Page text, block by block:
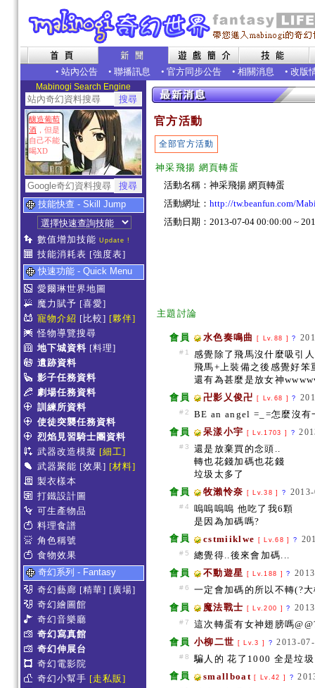
• 站內公告 • 聯播訊息 • 官方同步公告 • 相關消息 • 改版
Mabinogi Search Engine
釀造葡萄
酒 ，但是
自己不能
喝XD
技能快查 - Skill Jump
數值增加技能 Update !
技能消耗表 [強度表]
快速功能 - Quick Menu
愛爾琳世界地圖
魔力賦予 [喜愛]
寵物介紹 [比較] [夥伴]
怪物導覽搜尋
地下城資料 [料理]
遺跡資料
影子任務資料
劇場任務資料
訓練所資料
使徒突襲任務資料
烈焰見習騎士團資料
武器改造模擬 [細工]
武器聚能 [效果] [材料]
製衣樣本
打鐵設計圖
可生產物品
料理食譜
角色稱號
食物效果
奇幻系列 - Fantasy
奇幻藝廊 [精華] [廣場]
奇幻繪圖館
奇幻音樂廳
奇幻寫真館
奇幻伸展台
奇幻電影院
奇幻小幫手 [走私販]
官方活動
全部官方活動
神采飛揚 網頁轉蛋
活動名稱：神采飛揚 網頁轉蛋
活動網址： http://tw.beanfun.com/
活動日期：2013-07-04 00:00:00 ~
主題討論
會員 水色奏鳴曲 [ Lv.88 ]?
#1
感覺除了飛馬沒什麼吸引
飛馬+上裝備之後感覺好
還有為甚麼是放女神
會員
卍影乂俊卍 [ Lv.68 ]?
#2
BE an angel =_=怎麼沒
會員
呆漾小宇 [ Lv.1703 ] ?
#3
還是放棄買的念頭..
轉也花錢加碼也花錢
垃圾太多了
會員
牧瀨怜奈 [ Lv.38 ]?
#4
嗚嗚嗚嗚 他吃了我6顆
是因為加碼嗎?
會員
cstmiiklwe [ Lv.68 ]?
#5
總覺得..後來會加碼...
會員
不動遊星 [ Lv.188 ]?
#6
一定會加碼的所以不轉(?
會員
魔法戰士 [ Lv.200 ]?
#7
這次轉蛋有女神翅膀嗎
會員 小柳二世 [ Lv.3 ] ? 2013-
#8
騙人的 花了1000 全是垃
會員
smallboat [ Lv.42 ] ?